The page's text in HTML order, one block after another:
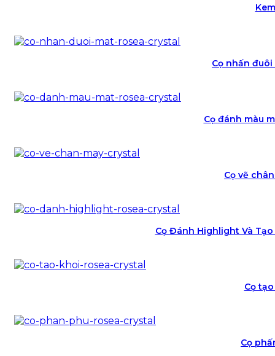
Cọ nhấn đuôi
Cọ đánh màu
Cọ vẽ
Cọ Đánh Highlight Và
Cọ
Cọ